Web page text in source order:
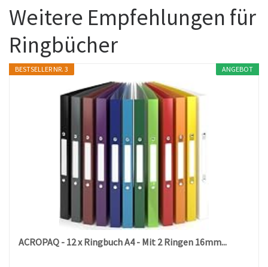
Weitere Empfehlungen für
Ringbücher
ANGEBOT
BESTSELLER NR. 3
ACROPAQ - 12 x Ringbuch A4 - Mit 2 Ringen 16mm...